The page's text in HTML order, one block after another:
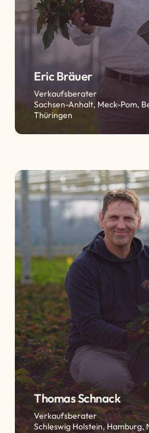
Eric Bräuer
Verkaufsberater
Sachsen-Anhalt, Meck-Pom,
Thüringen
Thomas Schnack
Verkaufsberater
Schleswig Holstein, Hamburg,